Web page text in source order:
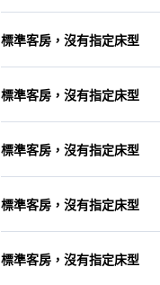
標準客房，沒有指定床型
標準客房，沒有指定床型
標準客房，沒有指定床型
標準客房，沒有指定床型
標準客房，沒有指定床型